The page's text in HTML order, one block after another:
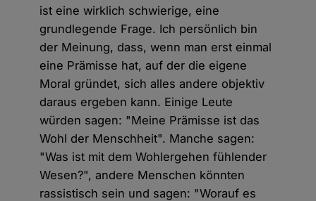
ist eine wirklich schwierige, eine
grundlegende Frage. Ich persönlich bin
der Meinung, dass, wenn man erst einmal
eine Prämisse hat, auf der die eigene
Moral gründet, sich alles andere objektiv
daraus ergeben kann. Einige Leute
würden sagen: "Meine Prämisse ist das
Wohl der Menschheit". Manche sagen:
"Was ist mit dem Wohlergehen fühlender
Wesen?", andere Menschen könnten
rassistisch sein und sagen: "Worauf es